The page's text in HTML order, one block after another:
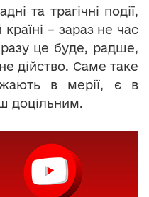
та трагічні події,
– зараз не час
це буде, радше,
дійство. Саме таке
в мерії, є в
доцільним.